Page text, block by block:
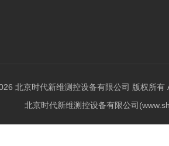
北京时代新维测控设备有限公司 版权所有
北京时代新维测控设备有限公司